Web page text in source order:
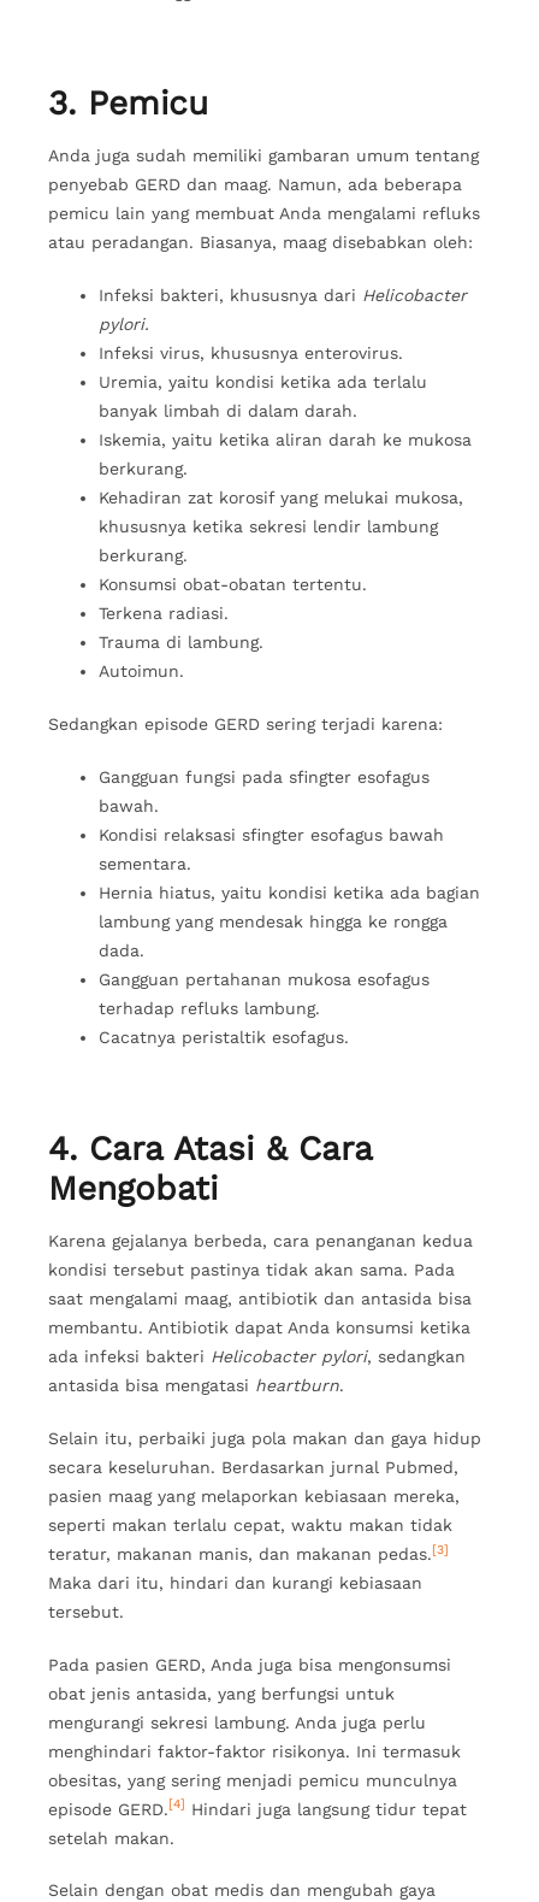
3. Pemicu
Anda juga sudah memiliki gambaran umum tentang
penyebab GERD dan maag. Namun, ada beberapa
pemicu lain yang membuat Anda mengalami refluks
atau peradangan. Biasanya, maag disebabkan oleh:
Infeksi bakteri, khususnya dari Helicobacter
pylori.
Infeksi virus, khususnya enterovirus.
Uremia, yaitu kondisi ketika ada terlalu
banyak limbah di dalam darah.
Iskemia, yaitu ketika aliran darah ke mukosa
berkurang.
Kehadiran zat korosif yang melukai mukosa,
khususnya ketika sekresi lendir lambung
berkurang.
Konsumsi obat-obatan tertentu.
Terkena radiasi.
Trauma di lambung.
Autoimun.
Sedangkan episode GERD sering terjadi karena:
Gangguan fungsi pada sfingter esofagus
bawah.
Kondisi relaksasi sfingter esofagus bawah
sementara.
Hernia hiatus, yaitu kondisi ketika ada bagian
lambung yang mendesak hingga ke rongga
dada.
Gangguan pertahanan mukosa esofagus
terhadap refluks lambung.
Cacatnya peristaltik esofagus.
4. Cara Atasi & Cara
Mengobati
Karena gejalanya berbeda, cara penanganan kedua
kondisi tersebut pastinya tidak akan sama. Pada
saat mengalami maag, antibiotik dan antasida bisa
membantu. Antibiotik dapat Anda konsumsi ketika
ada infeksi bakteri Helicobacter pylori, sedangkan
antasida bisa mengatasi heartburn.
Selain itu, perbaiki juga pola makan dan gaya hidup
secara keseluruhan. Berdasarkan jurnal Pubmed,
pasien maag yang melaporkan kebiasaan mereka,
seperti makan terlalu cepat, waktu makan tidak
teratur, makanan manis, dan makanan pedas.[3]
Maka dari itu, hindari dan kurangi kebiasaan
tersebut.
Pada pasien GERD, Anda juga bisa mengonsumsi
obat jenis antasida, yang berfungsi untuk
mengurangi sekresi lambung. Anda juga perlu
menghindari faktor-faktor risikonya. Ini termasuk
obesitas, yang sering menjadi pemicu munculnya
episode GERD. [4] Hindari juga langsung tidur tepat
setelah makan.
Selain dengan obat medis dan mengubah gaya